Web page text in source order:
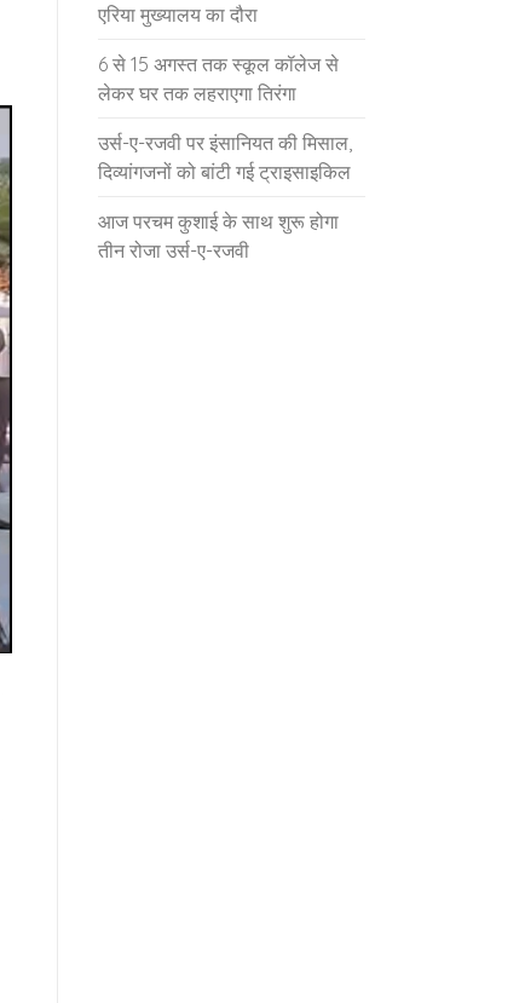
एरिया मुख्यालय का दौरा
6 से 15 अगस्त तक स्कूल कॉलेज से
लेकर घर तक लहराएगा तिरंगा
उर्स-ए-रजवी पर इंसानियत की मिसाल,
दिव्यांगजनों को बांटी गई ट्राइसाइकिल
आज परचम कुशाई के साथ शुरू होगा
तीन रोजा उर्स-ए-रजवी